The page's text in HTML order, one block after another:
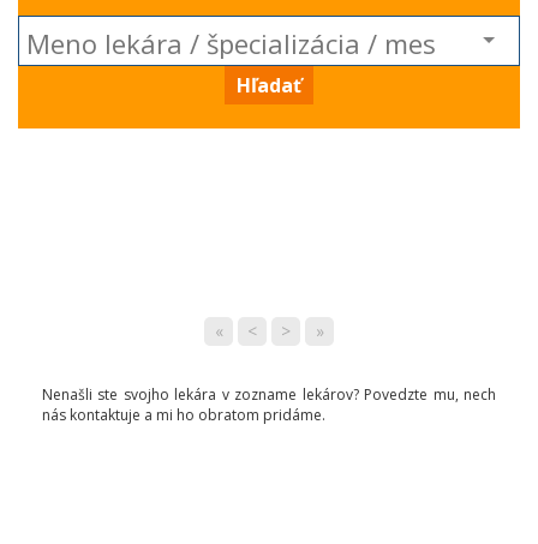
Hľadať
« < > »
Nenašli ste svojho lekára v zozname lekárov? Povedzte mu, nech
nás kontaktuje a mi ho obratom pridáme.